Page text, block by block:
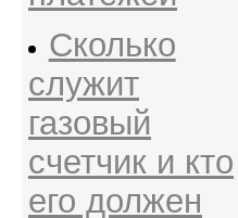
Сколько
служит
газовый
счетчик и кто
его должен